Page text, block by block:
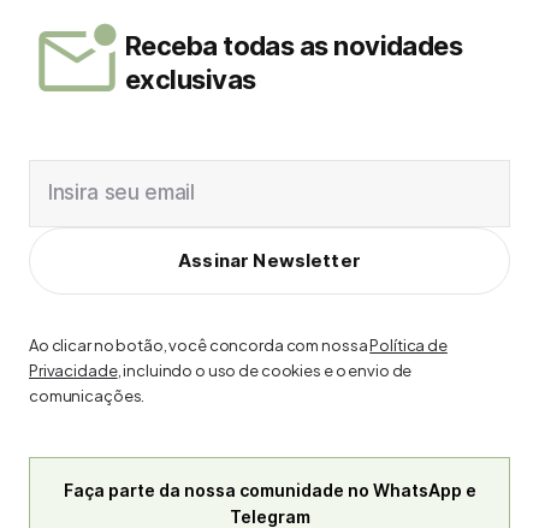
Receba todas as novidades
exclusivas
Insira seu email
Assinar Newsletter
Ao clicar no botão, você concorda com nossaPolítica de
Privacidade, incluindo o uso de cookies e o envio de
comunicações.
Faça parte da nossa comunidade no WhatsApp e
Telegram